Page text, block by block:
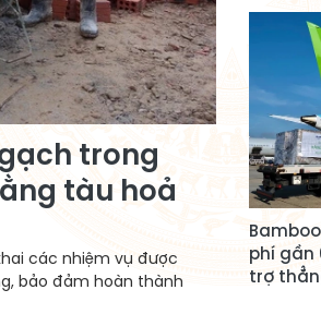
trong
tàu hoả
các nhiệm vụ được
bảo đảm hoàn thành
phí gần
trợ